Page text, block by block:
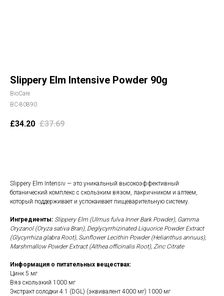
Slippery Elm Intensive Powder 90g
BioCare
BC-80890
£34.20 £37.69
Slippery Elm Intensiv — это уникальный высокоэффективный
ботанический комплекс с скользким вязом, лакричником и алтеем,
который поддерживает и успокаивает пищеварительную систему.
Ингредиенты: Slippery Elm (Ulmus fulva Inner Bark Powder), Gamma
Oryzanol (Oryza sativa Bran), Deglycyrrhizinated Liquorice Powder Extract
(Glycyrrhiza glabra Root), Sunflower Lecithin Powder (Helianthus annuus),
Marshmallow Powder Extract (Althea officinalis Root), Zinc Citrate
Информация о питательных веществах:
Цинк 5 мг
Вяз скользкий 1000 мг
Экстракт солодки 4:1 (DGL) (эквивалент 4000 мг) 1000 мг